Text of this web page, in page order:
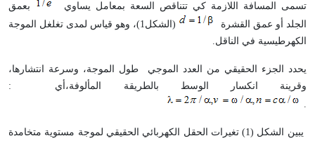
تسمى المسافة اللازمة كي تتناقص السعة بمعامل يساوي
بعمق
الجلد أو عمق القشرة
(الشكل1)، وهو قياس لمدى تغلغل الموجة
الكهرطيسية في الناقل.
يحدد الجزء الحقيقي من العدد الموجي طول الموجة، وسرعة انتشارها،
وقرينة انكسار الوسط بالطريقة المألوفة،أي :
.
يبين الشكل (1) تغيرات الحقل الكهربائي الحقيقي لموجة مستوية متخامدة